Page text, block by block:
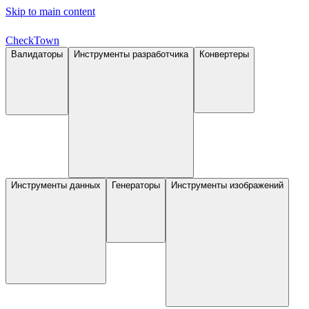
Skip to main content
CheckTown
Валидаторы Инструменты разработчика Конвертеры
Инструменты данных Генераторы Инструменты изображений